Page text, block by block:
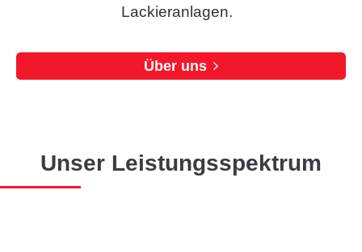
Lackieranlagen.
Über uns
Unser Leistungsspektrum